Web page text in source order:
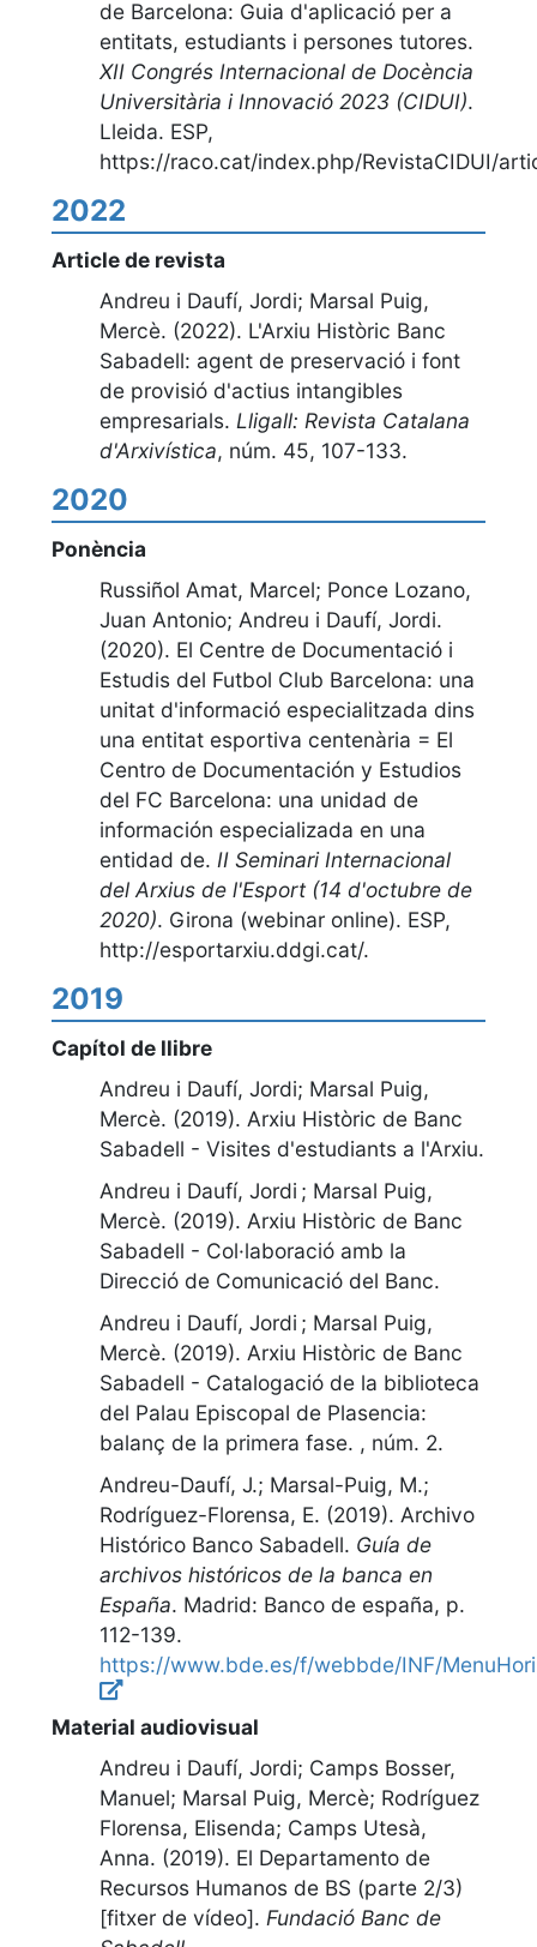
de Barcelona: Guia d'aplicació per a
entitats, estudiants i persones tutores.
XII Congrés Internacional de Docència
Universitària i Innovació 2023 (CIDUI).
Lleida. ESP,
https://raco.cat/index.php/RevistaCIDUI/
2022
Article de revista
Andreu i Daufí, Jordi; Marsal Puig,
Mercè. (2022). L'Arxiu Històric Banc
Sabadell: agent de preservació i font
de provisió d'actius intangibles
empresarials. Lligall: Revista Catalana
d'Arxivística, núm. 45, 107-133.
2020
Ponència
Russiñol Amat, Marcel; Ponce Lozano,
Juan Antonio; Andreu i Daufí, Jordi.
(2020). El Centre de Documentació i
Estudis del Futbol Club Barcelona: una
unitat d'informació especialitzada dins
una entitat esportiva centenària = El
Centro de Documentación y Estudios
del FC Barcelona: una unidad de
información especializada en una
entidad de. II Seminari Internacional
del Arxius de l'Esport (14 d'octubre de
2020). Girona (webinar online). ESP,
http://esportarxiu.ddgi.cat/.
2019
Capítol de llibre
Andreu i Daufí, Jordi; Marsal Puig,
Mercè. (2019). Arxiu Històric de Banc
Sabadell - Visites d'estudiants a l'Arxiu.
Andreu i Daufí, Jordi ; Marsal Puig,
Mercè. (2019). Arxiu Històric de Banc
Sabadell - Col·laboració amb la
Direcció de Comunicació del Banc.
Andreu i Daufí, Jordi ; Marsal Puig,
Mercè. (2019). Arxiu Històric de Banc
Sabadell - Catalogació de la biblioteca
del Palau Episcopal de Plasencia:
balanç de la primera fase. , núm. 2.
Andreu-Daufí, J.; Marsal-Puig, M.;
Rodríguez-Florensa, E. (2019). Archivo
Histórico Banco Sabadell. Guía de
archivos históricos de la banca en
España. Madrid: Banco de españa, p.
112-139.
https://www.bde.es/f/webbde/INF/
Material audiovisual
Andreu i Daufí, Jordi; Camps Bosser,
Manuel; Marsal Puig, Mercè; Rodríguez
Florensa, Elisenda; Camps Utesà,
Anna. (2019). El Departamento de
Recursos Humanos de BS (parte 2/3)
[fitxer de vídeo]. Fundació Banc de